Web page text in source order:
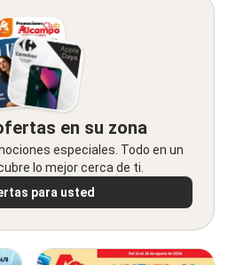
en su zona
especiales. Todo en un
lo mejor cerca de ti.
para usted